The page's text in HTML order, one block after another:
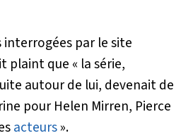
interrogées par le site
plaint que « la série,
autour de lui, devenait de
pour Helen Mirren, Pierce
acteurs».